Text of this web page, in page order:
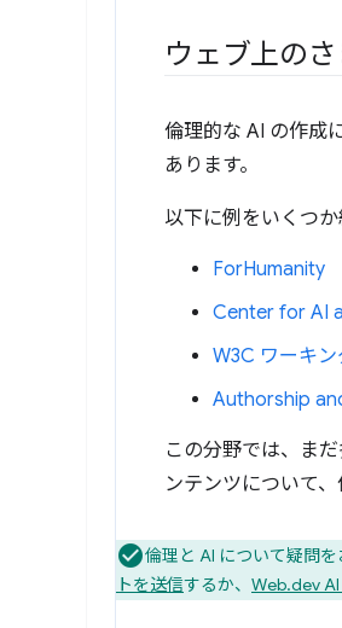
ウェブ上の
倫理的な AI の作成
あります。
以下に例をいくつか
ForHumanity
Center for AI
W3C ワーキ
Authorship
この分野では、ま
ンテンツについて
倫理と AI について疑問
トを送信するか、 Web.dev